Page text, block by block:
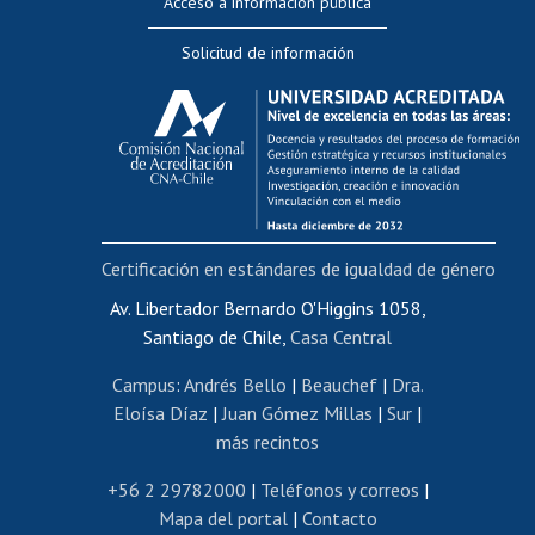
Evaluación docente
Calificación académica
Postulación al AUCAI
Funcionarias/os
Cursos internos de capacitación
Bienestar del personal
Portal de movilidad interna
Certificado de renta
Certificado de renta honorarios
Editar páginas blancas
Extranjeras/os
Revalidación y reconocimiento de títulos
Postulación al Programa de Movilidad Estudiantil
Solicitud de información
Av. Libertador Bernardo O'Higgins 1058,
Santiago de Chile, Casa Central
Campus: Andrés Bello | Beauchef| Dra.
Eloísa Díaz |Juan Gómez Millas | Sur |
más recintos
+56 2 29782000 | Teléfonos y correos |
Mapa del portal| Contacto
Certificación en estándares de igualdad de género